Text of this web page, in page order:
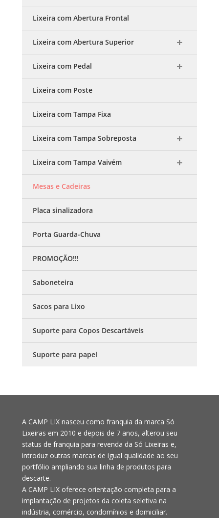
Lixeira com Abertura Frontal
Lixeira com Abertura Superior
Lixeira com Pedal
Lixeira com Poste
Lixeira com Tampa Fixa
Lixeira com Tampa Sobreposta
Lixeira com Tampa Vaivém
Mesas e Cadeiras
Placa sinalizadora
Porta Guarda-Chuva
PROMOÇÃO!!!
Saboneteira
Sacos para Lixo
Suporte para Copos Descartáveis
Suporte para papel
A CAMP LIX nasceu como franquia da marca Só
Lixeiras em 2010 e depois de 7 anos, alterou seu
status de franquia para revenda da Só Lixeiras e,
introduz outras marcas de igual qualidade ao seu
portfólio ampliando sua linha de produtos para
descarte.
A CAMP LIX oferece orientação completa para a
implantação de projetos da coleta seletiva na
indústria, comércio, condomínios e domiciliar.